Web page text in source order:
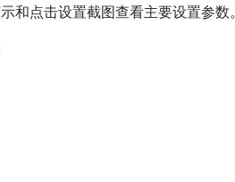
点击设置截图查看主要设置参数。